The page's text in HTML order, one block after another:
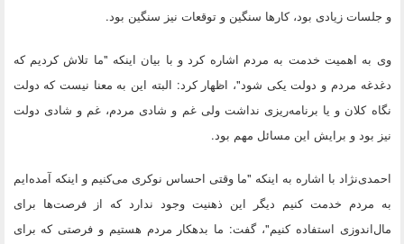
و جلسات زیادی بود، کارها سنگین و توقعات نیز سنگین بود.
وی به اهمیت خدمت به مردم اشاره کرد و با بیان اینکه "ما تلاش کردیم که
دغدغه مردم و دولت یکی شود"، اظهار کرد: ‌البته این به معنا نیست که دولت
نگاه کلان و یا برنامه‌ریزی نداشت ولی غم و شادی مردم، غم و شادی دولت
نیز بود و برایش این مسائل مهم بود.
احمدی‌نژاد با اشاره به اینکه "ما وقتی احساس نوکری می‌کنیم و اینکه آمده‌ایم
به مردم خدمت کنیم دیگر این ذهنیت وجود ندارد که از فرصت‌ها برای
مال‌اندوزی استفاده کنیم"، گفت: ما بدهکار مردم هستیم و فرصتی که برای